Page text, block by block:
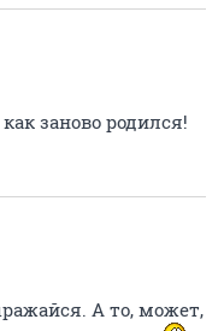
заново родился!
А то, может,